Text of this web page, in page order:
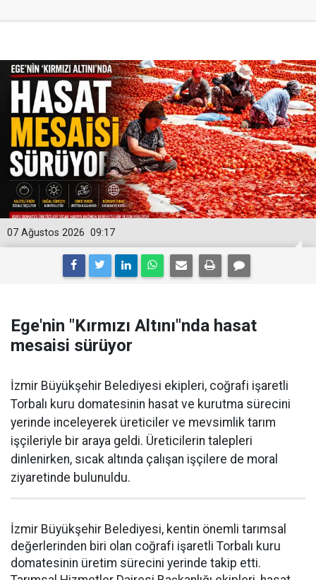
09:17
07 Ağustos 2026
Ege'nin "Kırmızı Altını"nda hasat
mesaisi sürüyor
İzmir Büyükşehir Belediyesi ekipleri, coğrafi işaretli
Torbalı kuru domatesinin hasat ve kurutma sürecini
yerinde inceleyerek üreticiler ve mevsimlik tarım
işçileriyle bir araya geldi. Üreticilerin talepleri
dinlenirken, sıcak altında çalışan işçilere de moral
ziyaretinde bulunuldu.
İzmir Büyükşehir Belediyesi, kentin önemli tarımsal
değerlerinden biri olan coğrafi işaretli Torbalı kuru
domatesinin üretim sürecini yerinde takip etti.